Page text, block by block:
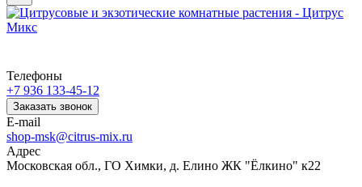
Телефоны
+7 936 133-45-12
Заказать звонок
E-mail
shop-msk@citrus-mix.ru
Адрес
Московская обл., ГО Химки, д. Елино ЖК "Ёлкино" к22